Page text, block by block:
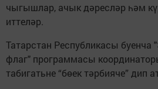
чыгышлар, ачык дәресләр һәм
иттеләр.
Татарстан Республикасы
флаг" программасы
табигатьне “бөек тәрбияче” дип